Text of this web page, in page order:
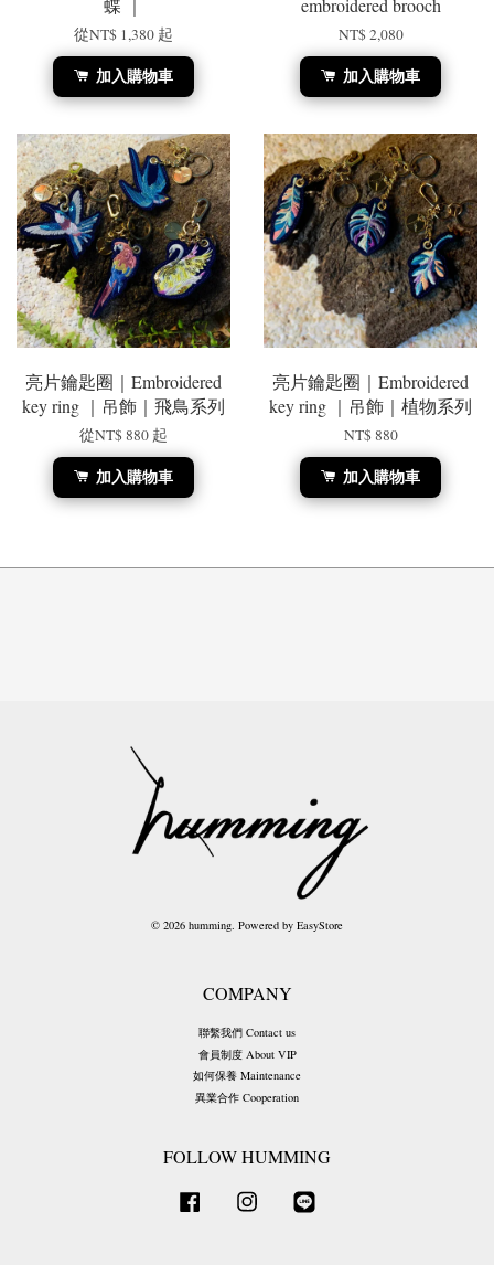
蝶 ｜
從NT$ 1,380 起
加入購物車
embroidered brooch
NT$ 2,080
加入購物車
亮片鑰匙圈｜Embroidered
key ring ｜吊飾｜飛鳥系列
從NT$ 880 起
加入購物車
亮片鑰匙圈｜Embroidered
key ring ｜吊飾｜植物系列
NT$ 880
加入購物車
© 2026 humming. Powered by EasyStore
COMPANY
聯繫我們 Contact us
會員制度 About VIP
如何保養 Maintenance
異業合作 Cooperation
FOLLOW HUMMING
Facebook Instagram